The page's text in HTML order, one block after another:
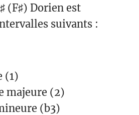
(F♯) Dorien est
suivants :
(1)
majeure (2)
(b3)